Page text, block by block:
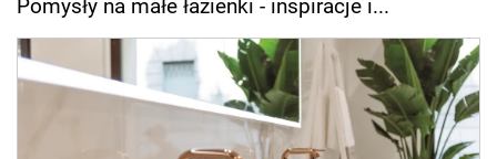
Pomysły na małe łazienki - inspiracje i...